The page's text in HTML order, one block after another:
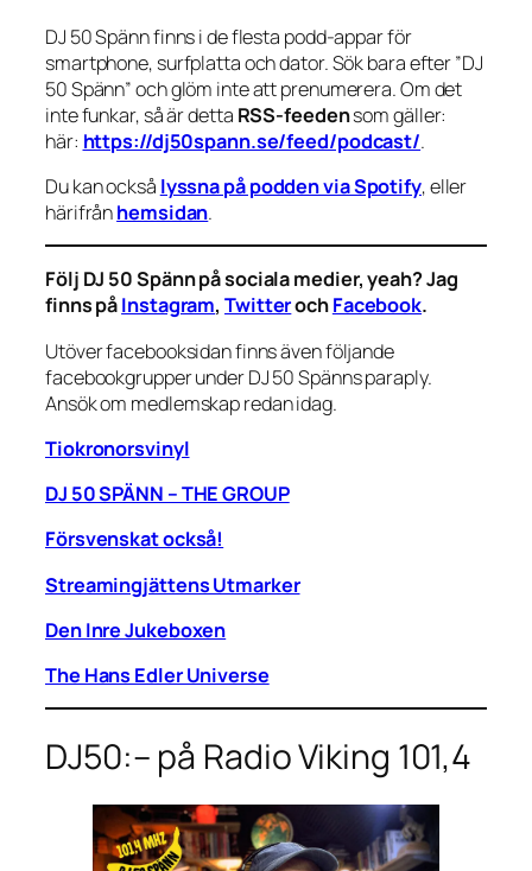
DJ 50 Spänn finns i de flesta podd-appar för
smartphone, surfplatta och dator. Sök bara efter ”DJ
50 Spänn” och glöm inte att prenumerera. Om det
inte funkar, så är detta RSS-feedensom gäller:
här: https://dj50spann.se/feed/podcast/.
Du kan också lyssna på podden via Spotify, eller
härifrånhemsidan.
Följ DJ 50 Spänn på sociala medier, yeah? Jag
finns påInstagram,TwitterochFacebook.
Utöver facebooksidan finns även följande
facebookgrupper under DJ 50 Spänns paraply.
Ansök om medlemskap redan idag.
Tiokronorsvinyl
DJ 50 SPÄNN – THE GROUP
Försvenskat också!
Streamingjättens Utmarker
Den Inre Jukeboxen
The Hans Edler Universe
DJ50:– på Radio Viking 101,4